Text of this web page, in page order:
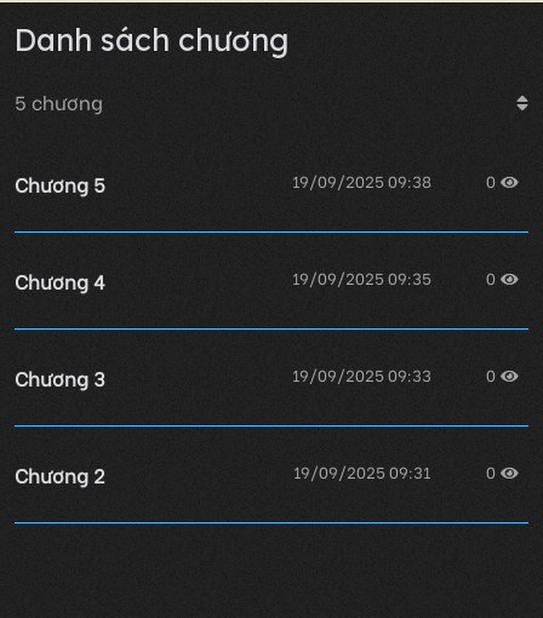
Danh sách chương
5 chương
Chương 5 19/09/2025 09:38 0
Chương 4 19/09/2025 09:35 0
Chương 3 19/09/2025 09:33 0
Chương 2 19/09/2025 09:31 0